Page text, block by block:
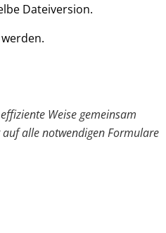
Dateiversion.
Weise gemeinsam
alle notwendigen Formulare